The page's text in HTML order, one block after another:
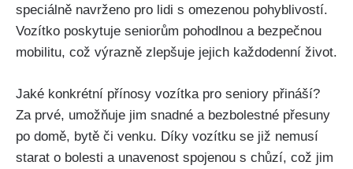
speciálně navrženo pro lidi s omezenou pohyblivostí.
Vozítko poskytuje seniorům pohodlnou a bezpečnou
mobilitu, což výrazně zlepšuje jejich každodenní život.
Jaké konkrétní přínosy vozítka pro seniory přináší?
Za prvé, umožňuje jim snadné a bezbolestné přesuny
po domě, bytě či venku. Díky vozítku se již nemusí
starat o bolesti a unavenost spojenou s chůzí, což jim